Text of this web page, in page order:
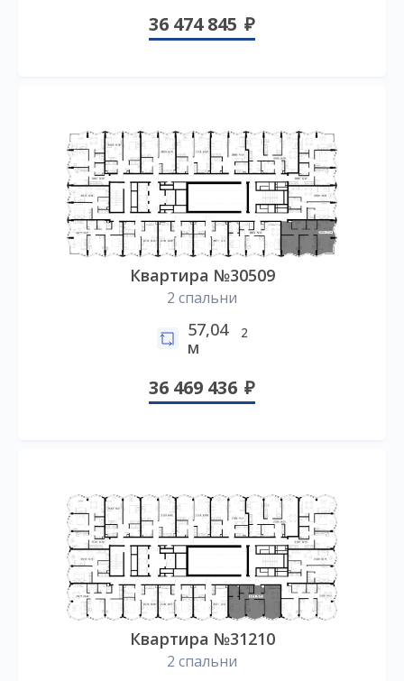
36 474 845
Квартира №30509
2 спальни
57,04
м
2
36 469 436
Квартира №31210
2 спальни